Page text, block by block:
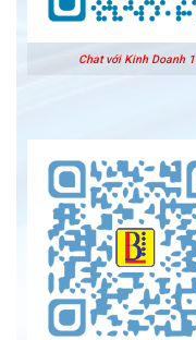
Chat với Kinh Doanh 1